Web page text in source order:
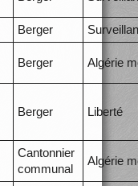
Berger
Berger Algérie
Berger Liberté
Cantonnier
communal
Algérie